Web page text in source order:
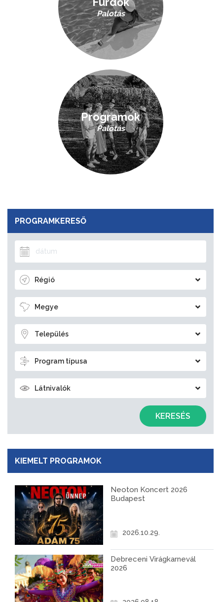
PROGRAMKERESŐ
Régió
Megye
Település
Program típusa
Látnivalók
KERESÉS
KIEMELT PROGRAMOK
Neoton Koncert 2026
Budapest
2026.10.29.
Debreceni Virágkarnevál
2026
Palotás
Programok
Palotás